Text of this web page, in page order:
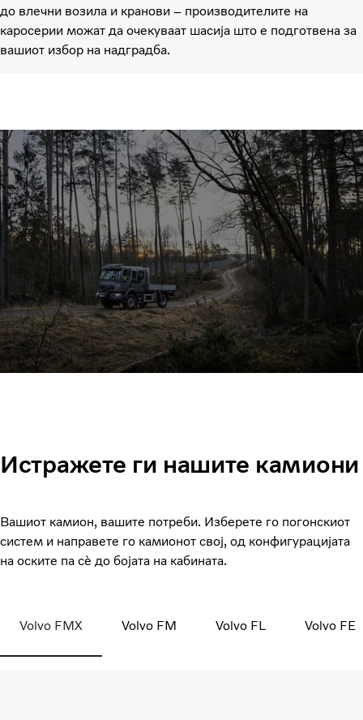
до влечни возила и кранови – производителите на
каросерии можат да очекуваат шасија што е подготвена за
вашиот избор на надградба.
Истражете ги нашите камиони
Вашиот камион, вашите потреби. Изберете го погонскиот
систем и направете го камионот свој, од конфигурацијата
на оските па сè до бојата на кабината.
Volvo FMX Volvo FM Volvo FL Volvo FE